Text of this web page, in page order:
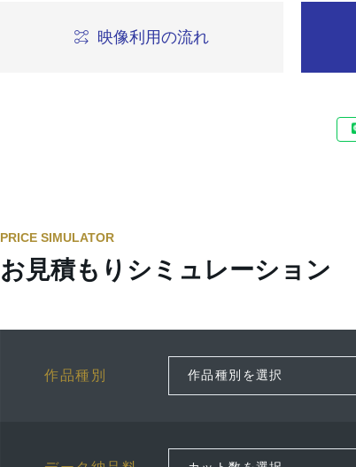
映像利用の流れ
PRICE SIMULATOR
お見積もりシミュレーション
作品種別